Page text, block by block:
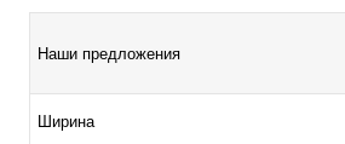
Наши предложения
Ширина